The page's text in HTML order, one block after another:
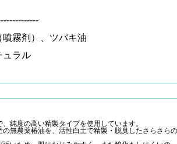
霧剤）、ツバキ油
ラル
純度の高い精製タイプを使用しています。
無農薬椿油を、活性白土で精製・脱臭したさらさらの